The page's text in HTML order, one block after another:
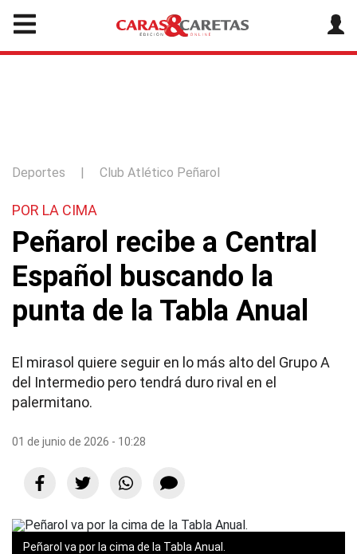
Deportes | Club Atlético Peñarol
POR LA CIMA
Peñarol recibe a Central
Español buscando la
punta de la Tabla Anual
El mirasol quiere seguir en lo más alto del Grupo A
del Intermedio pero tendrá duro rival en el
palermitano.
01 de junio de 2026 - 10:28
Peñarol va por la cima de la Tabla Anual.